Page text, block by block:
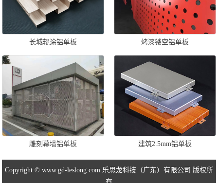
长城辊涂铝单板 烤漆镂空铝单板
雕刻幕墙铝单板 建筑2.5mm铝单板
Copyright © www.gd-leslong.com 乐思龙科技（广东）有限公司 版权所